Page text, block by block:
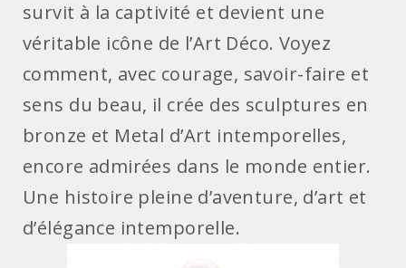
survit à la captivité et devient une
véritable icône de l’Art Déco. Voyez
comment, avec courage, savoir-faire et
sens du beau, il crée des sculptures en
bronze et Metal d’Art intemporelles,
encore admirées dans le monde entier.
Une histoire pleine d’aventure, d’art et
d’élégance intemporelle.